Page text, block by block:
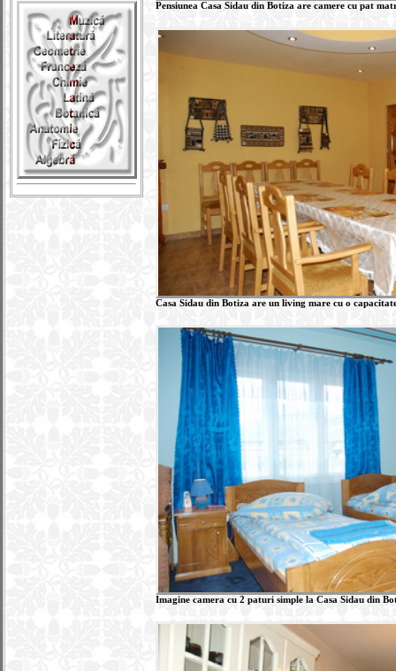
Pensiunea Casa Sidau din Botiza are camere cu pat
Casa Sidau din Botiza are un living mare cu o
Imagine camera cu 2 paturi simple la Casa Sidau din